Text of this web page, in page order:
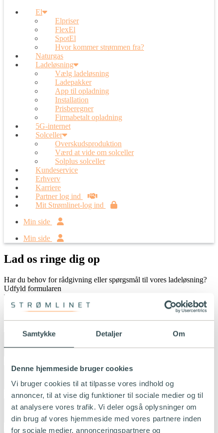
Samtykke Detaljer Om
Denne hjemmeside bruger cookies
Vi bruger cookies til at tilpasse vores indhold og
annoncer, til at vise dig funktioner til sociale medier og til
at analysere vores trafik. Vi deler også oplysninger om
din brug af vores hjemmeside med vores partnere inden
for sociale medier, annonceringspartnere og
El
Elpriser
FlexEl
SpotEl
Hvor kommer strømmen fra?
Naturgas
Ladeløsning
Vælg ladeløsning
Ladepakker
App til opladning
Installation
Prisberegner
Firmabetalt opladning
5G-internet
Solceller
Overskudsproduktion
Værd at vide om solceller
Solplus solceller
Kundeservice
Erhverv
Karriere
Partner log ind
Mit Strømlinet-log ind
Min side
Min side
Lad os ringe dig op
Har du behov for rådgivning eller spørgsmål til vores ladeløsning?
Udfyld formularen
herunder, og så kontakter vi dig inden for 1-3 hverdage.
Postnummer *
By